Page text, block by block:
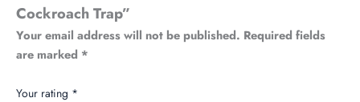
Cockroach Trap”
Your email address will not be published. Required fields
are marked *
Your rating *